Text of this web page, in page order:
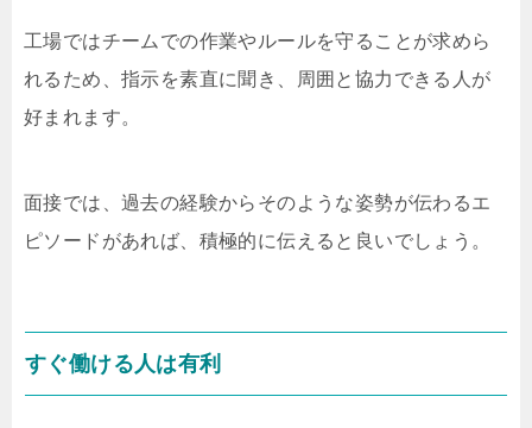
工場ではチームでの作業やルールを守ることが求めら
れるため、指示を素直に聞き、周囲と協力できる人が
好まれます。
面接では、過去の経験からそのような姿勢が伝わるエ
ピソードがあれば、積極的に伝えると良いでしょう。
すぐ働ける人は有利